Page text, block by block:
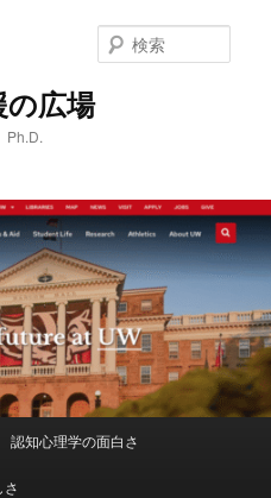
広場
索
認知心理学の面白さ